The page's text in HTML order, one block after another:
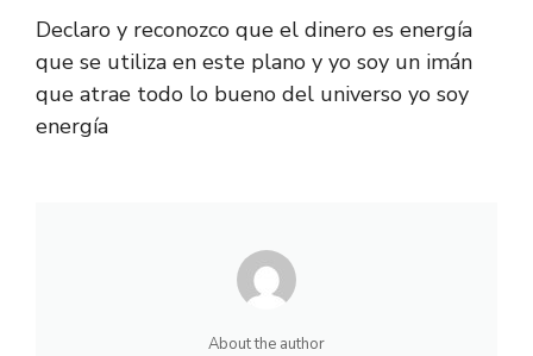
Declaro y reconozco que el dinero es energía
que se utiliza en este plano y yo soy un imán
que atrae todo lo bueno del universo yo soy
energía
About the author